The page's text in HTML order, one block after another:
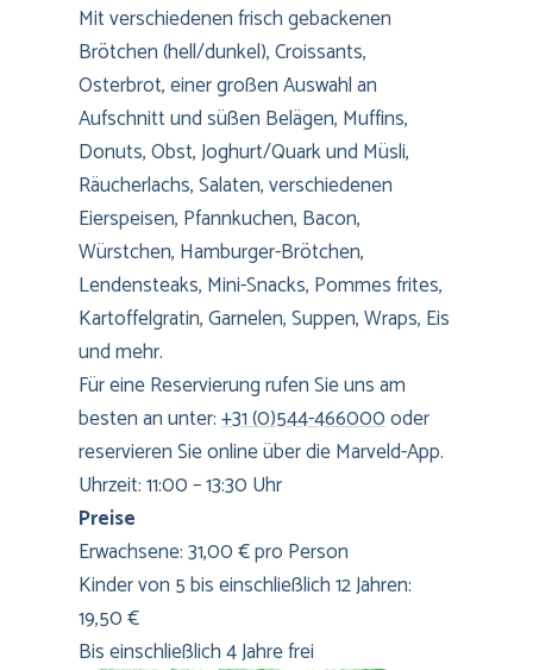
Mit verschiedenen frisch gebackenen
Brötchen (hell/dunkel), Croissants,
Osterbrot, einer großen Auswahl an
Aufschnitt und süßen Belägen, Muffins,
Donuts, Obst, Joghurt/Quark und Müsli,
Räucherlachs, Salaten, verschiedenen
Eierspeisen, Pfannkuchen, Bacon,
Würstchen, Hamburger-Brötchen,
Lendensteaks, Mini-Snacks, Pommes frites,
Kartoffelgratin, Garnelen, Suppen, Wraps, Eis
und mehr.
Für eine Reservierung rufen Sie uns am
besten an unter:+31 (0)544-466000oder
reservieren Sie online über die Marveld-App.
Uhrzeit: 11:00 – 13:30 Uhr
Preise
Erwachsene: 31,00 € pro Person
Kinder von 5 bis einschließlich 12 Jahren:
19,50 €
Bis einschließlich 4 Jahre frei